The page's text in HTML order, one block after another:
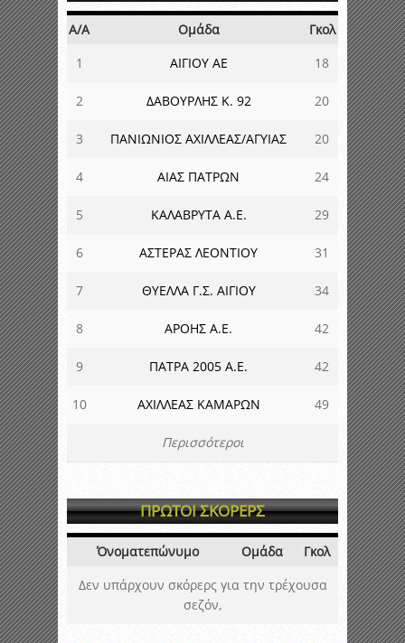
Α/Α Ομάδα
Γκολ
1
ΑΙΓΙΟΥ ΑΕ 18
2 ΔΑΒΟΥΡΛΗΣ Κ. 92 20
3 ΠΑΝΙΩΝΙΟΣ ΑΧΙΛΛΕΑΣ/ΑΓΥΙΑΣ 20
4 ΑΙΑΣ ΠΑΤΡΩΝ 24
5 ΚΑΛΑΒΡΥΤΑ Α.Ε. 29
6 ΑΣΤΕΡΑΣ ΛΕΟΝΤΙΟΥ 31
7 ΘΥΕΛΛΑ Γ.Σ. ΑΙΓΙΟΥ 34
8 ΑΡΟΗΣ Α.Ε. 42
9 ΠΑΤΡΑ 2005 Α.Ε. 42
10 ΑΧΙΛΛΕΑΣ ΚΑΜΑΡΩΝ 49
Περισσότεροι
ΠΡΩΤΟΙ ΣΚΟΡΕΡΣ
Όνοματεπώνυμο Ομάδα
Γκολ
Δεν υπάρχουν σκόρερς για την τρέχουσα
σεζόν,